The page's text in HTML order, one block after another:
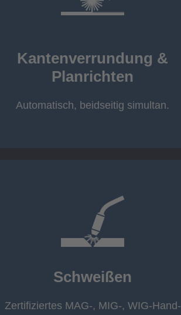
Kantenverrundung &
Planrichten
Automatisch, beidseitig simultan.
Kantenverrundung &
Planrichten
Schweißen
Zertifiziertes MAG-, MIG-, WIG-Hand-
Handarbeitsplätze 1,5 x 1,5 x 6m /
Roboterschweißen ø800 x 3.200mm
Cobot-Schweißzelle 2 x 1 x 1m /
400A, CMT, 1.000 kg